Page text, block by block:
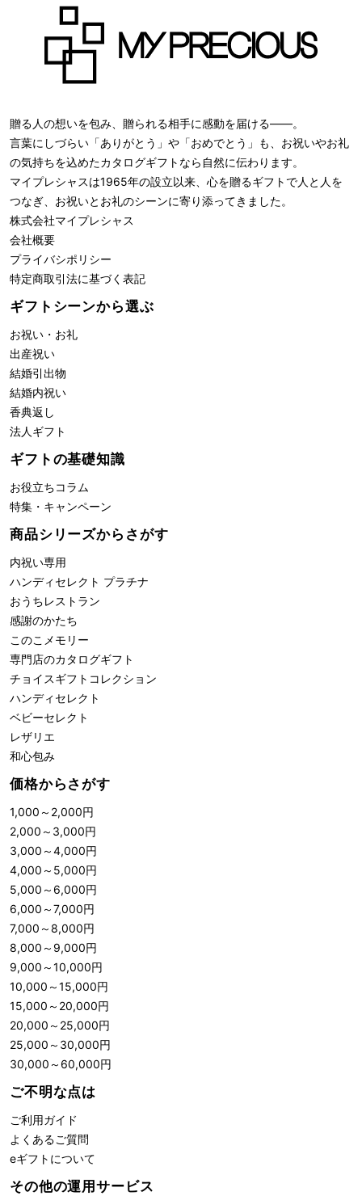
贈る人の想いを包み、贈られる相手に感動を届ける――。
言葉にしづらい「ありがとう」や「おめでとう」も、お祝いやお礼
の気持ちを込めたカタログギフトなら自然に伝わります。
マイプレシャスは1965年の設立以来、心を贈るギフトで人と人を
つなぎ、お祝いとお礼のシーンに寄り添ってきました。
株式会社マイプレシャス
会社概要
プライバシポリシー
特定商取引法に基づく表記
ギフトシーンから選ぶ
お祝い・お礼
出産祝い
結婚引出物
結婚内祝い
香典返し
法人ギフト
ギフトの基礎知識
お役立ちコラム
特集・キャンペーン
商品シリーズからさがす
内祝い専用
ハンディセレクト プラチナ
おうちレストラン
感謝のかたち
このこメモリー
専門店のカタログギフト
チョイスギフトコレクション
ハンディセレクト
ベビーセレクト
レザリエ
和心包み
価格からさがす
1,000 ～ 2,000円
2,000 ～ 3,000円
3,000 ～4,000円
4,000 ～ 5,000円
5,000 ～ 6,000円
6,000 ～7,000円
7,000 ～8,000円
8,000 ～ 9,000円
9,000 ～10,000円
10,000 ～15,000円
15,000 ～ 20,000円
20,000 ～ 25,000円
25,000 ～ 30,000円
30,000 ～ 60,000円
ご不明な点は
ご利用ガイド
よくあるご質問
eギフトについて
その他の運用サービス